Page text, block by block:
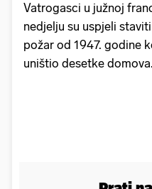
Vatrogasci u južnoj
nedjelju su uspjeli
požar od 1947. godine
uništio desetke